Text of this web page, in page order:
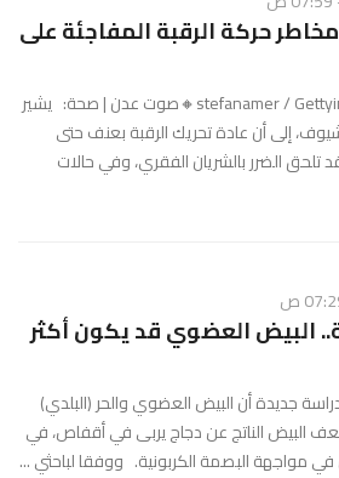
حركة الرقبة المفاجئة على
🔸صورة تعبيرية / stefanamer / Gettyimages.ru🔸صوت عدن | صحة: يشير
إلى أن عادة تحريك الرقبة بعنف حتى
الضرر بالشريان الفقري، وفي حالات
البيض العضوي قد يكون أكثر
أن البيض العضوي والحر (البلدي)
البيض الناتج عن دجاج يربى في أقفاص، في
مواجهة البصمة الكربونية. ووفقا لباحثي ...